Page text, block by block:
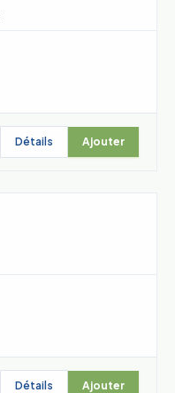
Détails Ajouter
Détails Ajouter